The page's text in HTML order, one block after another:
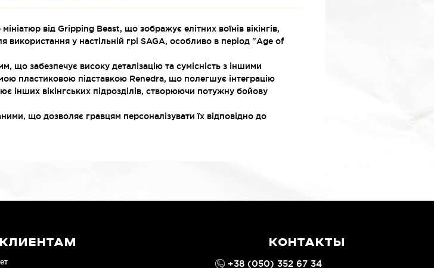
від Gripping Beast, що зображує елітних воїнів вікінгів,
використання у настільній грі SAGA, особливо в період "Age of
що забезпечує високу деталізацію та сумісність з іншими
пластиковою підставкою Renedra, що полегшує інтеграцію
інших вікінгських підрозділів, створюючи потужну бойову
що дозволяє гравцям персоналізувати їх відповідно до
КЛИЕНТАМ КОНТАКТЫ
+38 (050) 352 67 34